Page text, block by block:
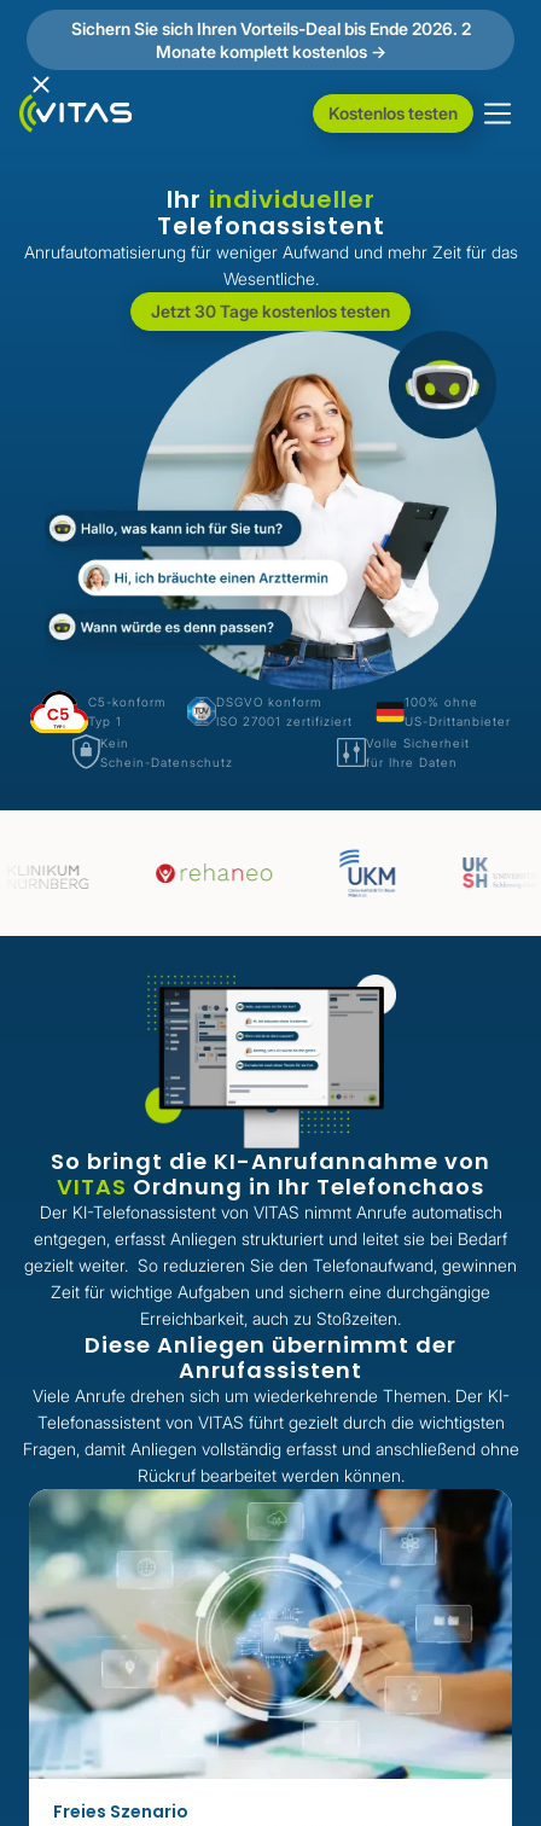
Sichern Sie sich Ihren Vorteils-Deal bis Ende 2026. 2
Monate komplett kostenlos ->
Kostenlos testen
Ihr
Telefonassistent
Anrufautomatisierung für weniger Aufwand und mehr Zeit für das
Wesentliche.
Jetzt 30 Tage kostenlos testen
C5-konform
Typ 1
DSGVO konform
ISO 27001 zertifiziert
100% ohne
US-Drittanbieter
Kein
Schein-Datenschutz
Volle Sicherheit
für Ihre Daten
So bringt die KI-Anrufannahme von
VITAS Ordnung in Ihr Telefonchaos
Der KI-Telefonassistent von VITAS nimmt Anrufe automatisch
entgegen, erfasst Anliegen strukturiert und leitet sie bei Bedarf
gezielt weiter. So reduzieren Sie den Telefonaufwand, gewinnen
Zeit für wichtige Aufgaben und sichern eine durchgängige
Erreichbarkeit, auch zu Stoßzeiten.
Diese Anliegen übernimmt der
Anrufassistent
Viele Anrufe drehen sich um wiederkehrende Themen. Der KI-
Telefonassistent von VITAS führt gezielt durch die wichtigsten
Fragen, damit Anliegen vollständig erfasst und anschließend ohne
Rückruf bearbeitet werden können.
Freies Szenario